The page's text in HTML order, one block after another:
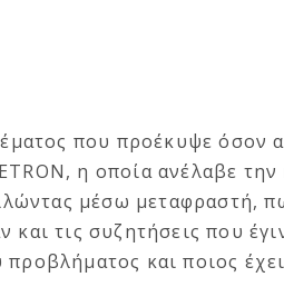
που προέκυψε όσον
η οποία ανέλαβε
μέσω μεταφραστή,
τις συζητήσεις που
και ποιος